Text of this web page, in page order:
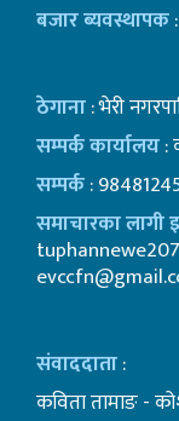
बजार ब्यवस्थापक:
ठेगाना: भेरी
सम्पर्क कार्यालय:
सम्पर्क:
समाचारका लागी
संवाददाता:
कविता तामाङ -